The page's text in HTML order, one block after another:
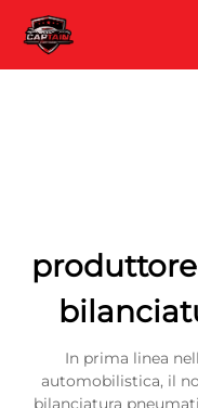
In prima linea
automobilistica, il
bilanciatura